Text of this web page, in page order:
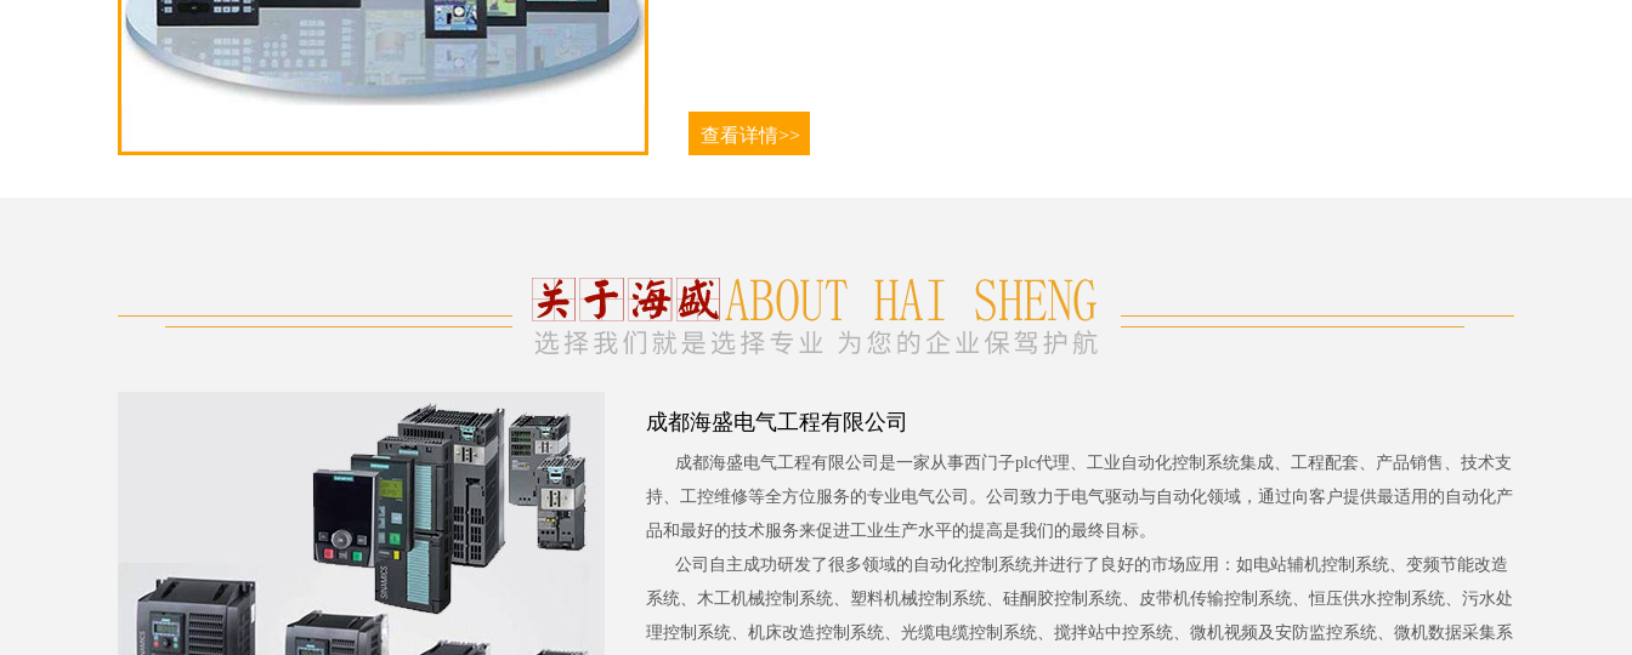
查看详情>>
成都海盛电气工程有限公司
成都海盛电气工程有限公司是一家从事西门子plc代理、工业自动化控制系统集成、工程配套、产品销售、技术支
持、工控维修等全方位服务的专业电气公司。公司致力于电气驱动与自动化领域，通过向客户提供最适用的自动化产
品和最好的技术服务来促进工业生产水平的提高是我们的最终目标。
公司自主成功研发了很多领域的自动化控制系统并进行了良好的市场应用：如电站辅机控制系统、变频节能改造
系统、木工机械控制系统、塑料机械控制系统、硅酮胶控制系统、皮带机传输控制系统、恒压供水控制系统、污水处
理控制系统、机床改造控制系统、光缆电缆控制系统、搅拌站中控系统、微机视频及安防监控系统、微机数据采集系